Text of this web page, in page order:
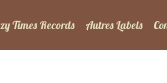
Times Records Autres Labels